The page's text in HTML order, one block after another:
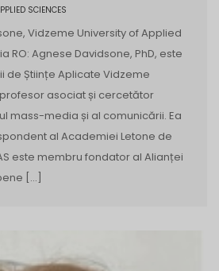
SCIENCES
Vidzeme University of Applied
RO: Agnese Davidsone, PhD, este
de Științe Aplicate Vidzeme
profesor asociat și cercetător
mass-media și al comunicării. Ea
al Academiei Letone de
este membru fondator al Alianței
[…]